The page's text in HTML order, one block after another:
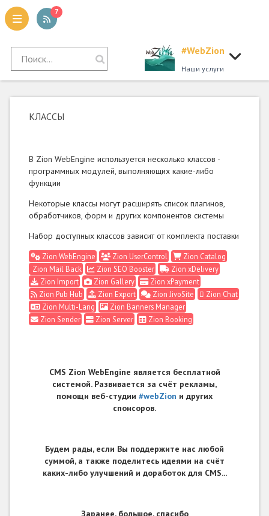
7
#WebZion
Наши услуги
КЛАССЫ
В Zion WebEngine используется несколько классов -
программных модулей, выполняющих какие-либо
функции
Некоторые классы могут расширять список плагинов,
обработчиков, форм и других компонентов системы
Набор доступных классов зависит от комплекта поставки
Zion WebEngine Zion UserControl
Zion Catalog
Zion Mail Back
Zion SEO Booster
Zion xDelivery
Zion Import
Zion Gallery
Zion xPayment
Zion Pub Hub
Zion Export Zion JivoSite
Zion Chat
Zion Multi-Lang
Zion Banners Manager
Zion Sender
Zion Server Zion Booking
CMS Zion WebEngine является бесплатной
системой. Развивается за счёт рекламы,
помощи веб-студии #webZion и других
спонсоров.
Будем рады, если Вы поддержите нас любой
суммой, а также поделитесь идеями на счёт
каких-либо улучшений и доработок для CMS...
Заранее, большое, спасибо